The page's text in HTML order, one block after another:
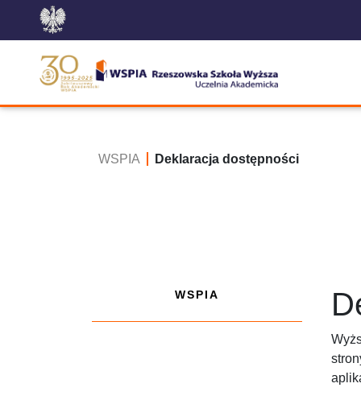
WSPIA Deklaracja dostępności
WSPIA